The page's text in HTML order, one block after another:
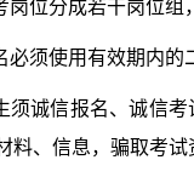
须使用有效期内的
诚信报名、诚信考
料、信息，骗取考